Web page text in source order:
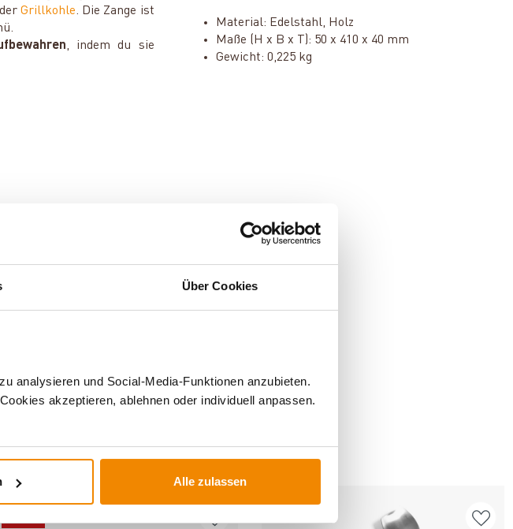
Über Cookies
analysieren und Social-Media-Funktionen anzubieten.
akzeptieren, ablehnen oder individuell anpassen.
Alle zulassen
Grillkohle. Die Zange ist
, indem du sie
Material: Edelstahl, Holz
Maße (H x B x T): 50 x 410 x 40 mm
Gewicht: 0,225 kg
SICH AUCH DAFÜR